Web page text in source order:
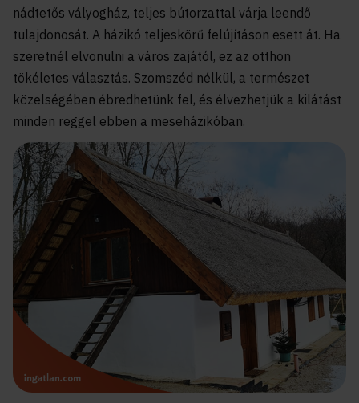
nádtetős vályogház, teljes bútorzattal várja leendő
tulajdonosát. A házikó teljeskörű felújításon esett át. Ha
szeretnél elvonulni a város zajától, ez az otthon
tökéletes választás. Szomszéd nélkül, a természet
közelségében ébredhetünk fel, és élvezhetjük a kilátást
minden reggel ebben a meseházikóban.